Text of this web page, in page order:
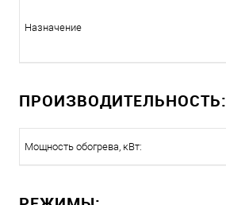
Назначение
ПРОИЗВОДИТЕЛЬНОСТЬ:
Мощность обогрева, кВт: